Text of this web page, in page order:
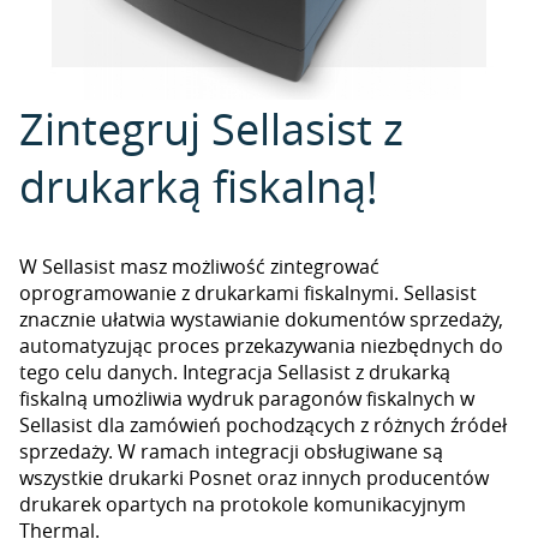
Zintegruj Sellasist z
drukarką fiskalną!
W Sellasist masz możliwość zintegrować
oprogramowanie z drukarkami fiskalnymi. Sellasist
znacznie ułatwia wystawianie dokumentów sprzedaży,
automatyzując proces przekazywania niezbędnych do
tego celu danych. Integracja Sellasist z drukarką
fiskalną umożliwia wydruk paragonów fiskalnych w
Sellasist dla zamówień pochodzących z różnych źródeł
sprzedaży. W ramach integracji obsługiwane są
wszystkie drukarki Posnet oraz innych producentów
drukarek opartych na protokole komunikacyjnym
Thermal.